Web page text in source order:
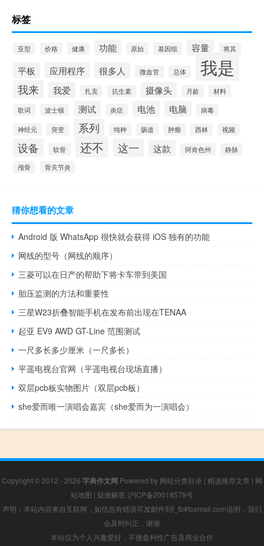
标签
亚型 价格 健康 功能 原始 基因组 容量 将其
平板 应用程序 很多人 微血管 总体 我是
我来 我爱 扎克 抗生素 摄像头 月龄 材料
歌词 波士顿 测试 炎症 电池 电脑 病毒
神经元 突变 系列 纯种 肠道 肿瘤 西林 视频
设备 软骨 还不 这一 这款 阿肯色州
静脉
颅骨
骨关节炎
猜你想看的文章
Android 版 WhatsApp 很快就会获得 iOS 独有的功能
网线的型号（网线的顺序）
三菱可以在日产的帮助下将卡车带到美国
胎压监测的方法和重要性
三星W23折叠智能手机在发布前出现在TENAA
起亚 EV9 AWD GT-Line 范围测试
一尺多长多少厘米（一尺多长）
平遥电视台官网（平遥电视台现场直播）
双层pcb板实物图片（双层pcb板）
she爱而唯一演唱会嘉宾（she爱而为一演唱会）
Copyright © 2012 - 2026 字典作文网 Powered by 网站分类目录 | 精选推荐文章 | 网
站地图 | 疑难解答 沪ICP备20018579号
声明：本站内容来自互联网，如信息有错误可发邮件到f_fb#foxmail.com说明，我们
会及时纠正，谢谢
本站仅为个人兴趣爱好，不接盈利性广告及商业合作